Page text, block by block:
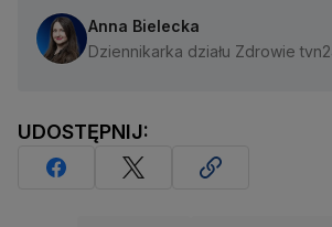
Anna Bielecka
Dziennikarka działu Zdrowie
UDOSTĘPNIJ: